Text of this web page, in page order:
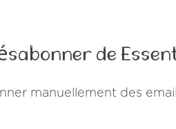
de
manuellement des